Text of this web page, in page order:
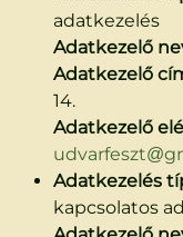
adatkezelés
Adatkezelő
Adatkezelő
14.
Adatkezelő
Adatkezelés
kapcsolatos